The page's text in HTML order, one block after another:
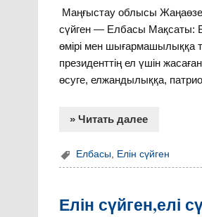
Маңғыстау облысы
сүйген — Елбасы Мақсаты:
өмірі мен шығармашылыққа
президенттің ел үшін
өсуге, елжандылыққа,
» Читать далее
Елбасы Елін сүйген
Елін сүйген,елі